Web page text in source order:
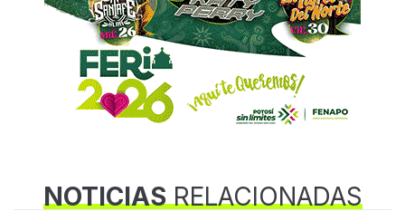
NOTICIASRELACIONADAS